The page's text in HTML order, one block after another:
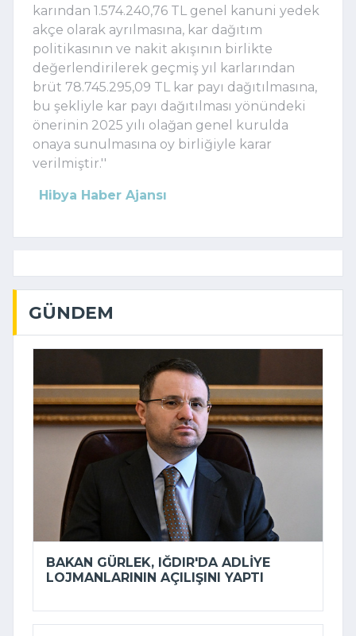
karından 1.574.240,76 TL genel kanuni yedek
akçe olarak ayrılmasına, kar dağıtım
politikasının ve nakit akışının birlikte
değerlendirilerek geçmiş yıl karlarından
brüt 78.745.295,09 TL kar payı dağıtılmasına,
bu şekliyle kar payı dağıtılması yönündeki
önerinin 2025 yılı olağan genel kurulda
onaya sunulmasına oy birliğiyle karar
verilmiştir.''
Hibya Haber Ajansı
GÜNDEM
BAKAN GÜRLEK, IĞDIR'DA ADLIYE
LOJMANLARININ AÇILIŞINI YAPTI